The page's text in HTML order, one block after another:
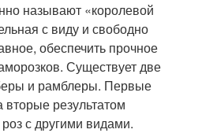
Материал для арки
называют «королевой
с виду и свободно
обеспечить прочное
Существует две
и рамблеры. Первые
вторые результатом
с другими видами.